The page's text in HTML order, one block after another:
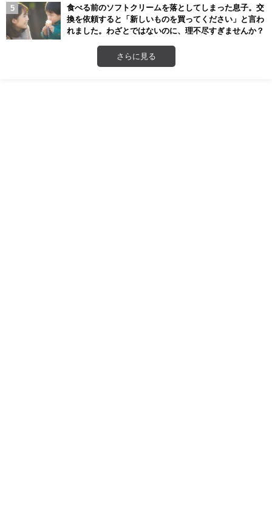
食べる前のソフトクリームを落としてしまった息子。交
換を依頼すると「新しいものを買ってください」と言わ
れました。わざとではないのに、理不尽すぎませんか？
さらに見る